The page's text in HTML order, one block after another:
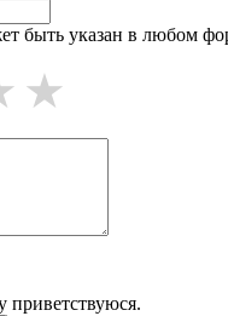
быть указан в любом
приветствуюся.